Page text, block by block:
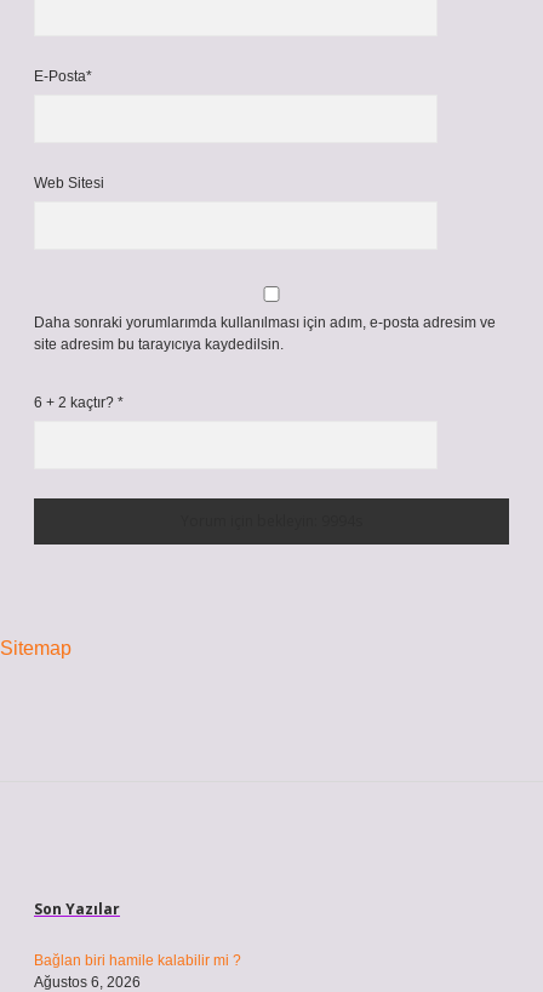
E-Posta*
Web Sitesi
Daha sonraki yorumlarımda kullanılması için adım, e-posta adresim ve
site adresim bu tarayıcıya kaydedilsin.
6 + 2 kaçtır? *
Sitemap
Son Yazılar
Bağlan biri hamile kalabilir mi ?
Ağustos 6, 2026